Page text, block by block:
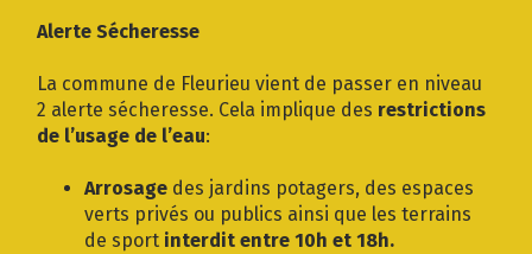
Alerte Sécheresse
La commune de Fleurieu vient de passer en niveau
2 alerte sécheresse. Cela implique des restrictions
de l’usage de l’eau:
Arrosage des jardins potagers, des espaces
verts privés ou publics ainsi que les terrains
de sport interdit entre 10h et 18h.